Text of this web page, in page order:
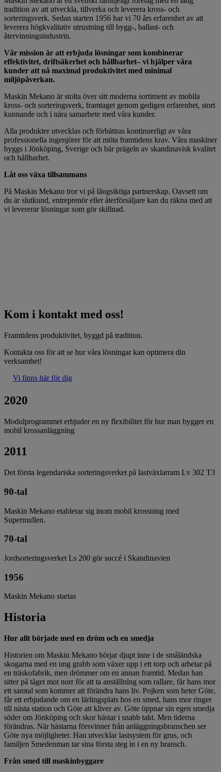
tradition av att utveckla, tillverka och leverera kross- och
sorteringsverk. Sedan starten 1956 har vi 70 års erfarenhet av att
leverera högkvalitativ utrustning till bygg-, ballast- och
återvinningsindustrin.
Vår mission är att erbjuda lösningar som kombinerar
effektivitet, driftsäkerhet och hållbarhet– vi hjälper våra
kunder att nå maximal produktivitet med minimal
miljöpåverkan.
Maskin Mekano är stolta över sitt moderna sortiment av mobila
kross- och sorteringsverk, framtaget genom gedigen erfarenhet, stort
kunnande och i nära samarbete med våra kunder.
Alla produkter utvecklas och förbättras kontinuerligt av våra
professionella ingenjörer för att möta framtidens krav. Våra maskiner
byggs i Jönköping, Sverige och bär prägeln av skandinavisk kvalitet
och hållbarhet.
Låt oss växa tillsammans
På Maskin Mekano tror vi på långsiktiga partnerskap. Oavsett om
du är slutkund, entreprenör eller återförsäljare kan du räkna med att
vi levererar lösningar som gör skillnad.
Kom i kontakt med oss!
Framtidens produktivitet, byggd på tradition.
Kontakta oss för att se hur våra lösningar kan optimera din
verksamhet!
Vi finns här för dig
2020
Modulprogrammet erbjuder en ny flexibilitet för hur man bygger en
mobil krossanläggning
2011
Det första legendariska sorteringsverket på lastväxlarram Lv 302 T3
90-tal
Maskin Mekano etablerar sig inom mobil krossning med
Supermullen.
70-tal
Jordsorteringsverket Ls 200 gör succé i Skandinavien
1956
Maskin Mekano startas
Historia
Hur allt började med en dröm och en smedja
Historien om Maskin Mekano börjar djupt inne i de småländska
skogarna med en ung grabb som växer upp i ett torp och arbetar på
en träskofabrik, men drömmer om en annan framtid. Medan han
sitter på tåget mot norr för att ta anställning som rallare, får hans mor
ett samtal som kommer att förändra hans liv. Pojken som heter Göte,
får ett erbjudande om en lärlingsplats hos en smed, hans mor ringer
till nästa station och Göte att kliver av. Göte öppnar sin egen smedja
söder om Jönköping och skor hästar i snabb takt. Men tiderna
förändras. När hästarna försvinner från anläggningsbranschen ser
Göte nya möjligheter. Han utvecklar lastsystem för grus, och
familjen Smedenman tar sina första steg in i en ny bransch.
Från smed till maskinbyggare